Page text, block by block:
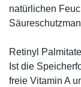
natürlichen
Retinyl
Ist die
freie Vitamin A